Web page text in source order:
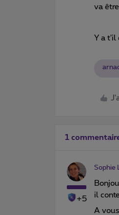
va
Y a t'il
1
+5
Sophie L.
il
A